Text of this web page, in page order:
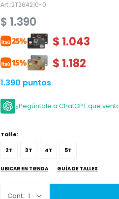
2T264210-0
$ 1.390
$ 1.043
$ 1.182
1.390 puntos
¿Pegúntale a ChatGPT que
Talle:
2T
3T 4T 5T
UBICAR EN TIENDA GUÍA DE TALLES
1